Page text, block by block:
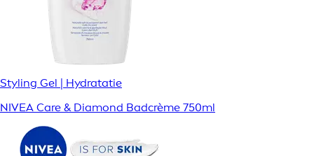
Styling Gel | Hydratatie
NIVEA Care & Diamond Badcrème 750ml